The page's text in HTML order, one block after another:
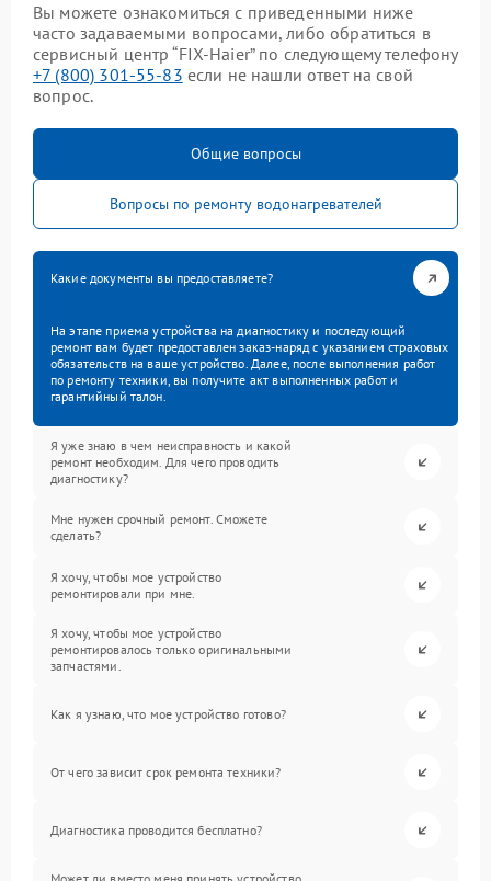
Вы можете ознакомиться с приведенными ниже
часто задаваемыми вопросами, либо обратиться в
сервисный центр “FIX-Haier” по следующему телефону
+7 (800) 301-55-83 если не нашли ответ на свой
вопрос.
Общие вопросы
Вопросы по ремонту водонагревателей
Какие документы вы предоставляете?
На этапе приема устройства на диагностику и последующий
ремонт вам будет предоставлен заказ-наряд с указанием страховых
обязательств на ваше устройство. Далее, после выполнения работ
по ремонту техники, вы получите акт выполненных работ и
гарантийный талон.
Я уже знаю в чем неисправность и какой
ремонт необходим. Для чего проводить
диагностику?
Мне нужен срочный ремонт. Сможете
сделать?
Я хочу, чтобы мое устройство
ремонтировали при мне.
Я хочу, чтобы мое устройство
ремонтировалось только оригинальными
запчастями.
Как я узнаю, что мое устройство готово?
От чего зависит срок ремонта техники?
Диагностика проводится бесплатно?